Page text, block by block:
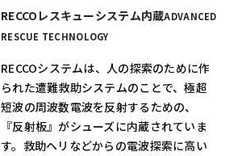
RECCOレスキューシステム内蔵ADVANCED
RESCUE TECHNOLOGY
RECCOシステムは、人の探索のために作
られた遭難救助システムのことで、極超
短波の周波数電波を反射するための、
『反射板』がシューズに内蔵されていま
す。救助ヘリなどからの電波探索に高い